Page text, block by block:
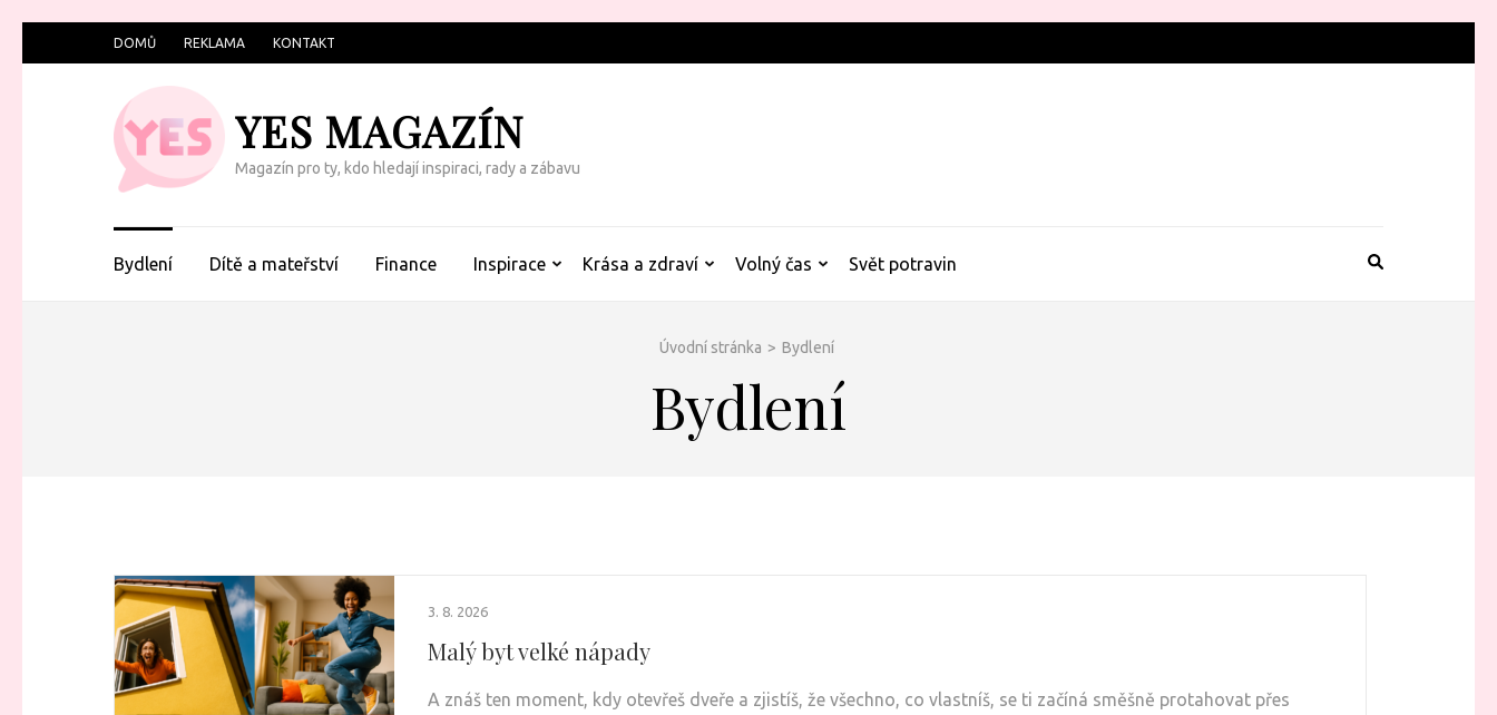
na
DOMŮ REKLAMA KONTAKT
YES MAGAZÍN
Magazín pro ty, kdo hledají inspiraci, rady a zábavu
Bydlení Dítě a mateřství Finance Inspirace Krása a zdraví Volný čas Svět potravin
Úvodní stránka > Bydlení
Bydlení
3. 8. 2026
Malý byt velké nápady
A znáš ten moment, kdy otevřeš dveře a zjistíš, že všechno, co vlastníš, se ti začíná směšně protahovat přes